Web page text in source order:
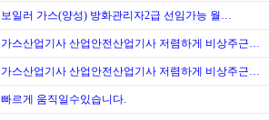
보일러 가스(양성) 방화관리자2급 선임가능 월…
가스산업기사 산업안전산업기사 저렴하게 비상주근…
가스산업기사 산업안전산업기사 저렴하게 비상주근…
빠르게 움직일수있습니다.